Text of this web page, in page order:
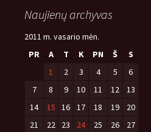
Naujienų archyvas
2011 m. vasario mėn.
PR
A T K PN Š
S
1
2 3 4 5
6
7
8 9 10 11 12
13
14
15 16 17 18 19
20
21
22 23 24 25 26
27